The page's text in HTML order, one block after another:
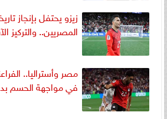
زيزو يحتفل بإنجاز
المصريين.. والتركيز
مصر وأستراليا..
في مواجهة الحسم بدور